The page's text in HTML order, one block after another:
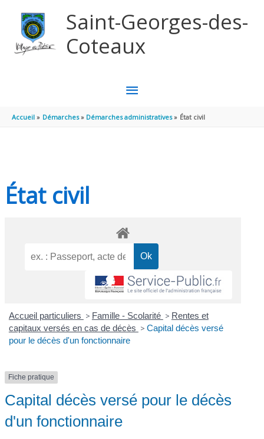
Saint-Georges-des-
Coteaux
MENU
PRINCIPAL
Accueil Démarches Démarches administratives État civil
État civil
Accueil particuliers > Famille - Scolarité > Rentes et
capitaux versés en cas de décès > Capital décès versé
pour le décès d'un fonctionnaire
Fiche pratique
Capital décès versé pour le décès
d'un fonctionnaire